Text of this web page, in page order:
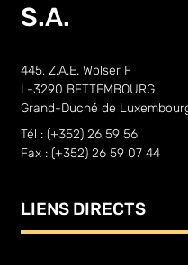
S.A.
445, Z.A.E. Wolser F
L-3290 BETTEMBOURG
Grand-Duché de
Tél : (+352) 26 59 56
Fax : (+352) 26 59 07 44
LIENS DIRECTS